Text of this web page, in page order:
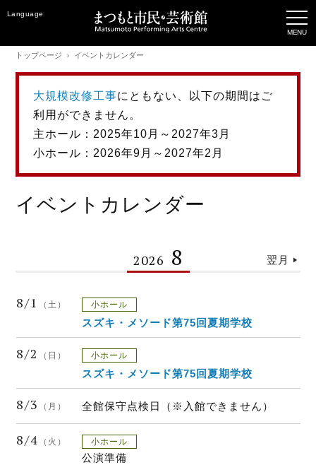
Language
トップページ イベントカレンダー
大規模改修工事にともない、以下の期間はご
利用ができません。
主ホール：2025年10月～2027年3月
小ホール：2026年9月～2027年2月
イベントカレンダー
2026 8 翌月
8/1 （土） 小ホール
スズキ・メソード第75回夏期学校
8/2 （日） 小ホール
スズキ・メソード第75回夏期学校
8/3 （月） 全館保守点検日（※入館できません）
8/4 （火） 小ホール
公演準備